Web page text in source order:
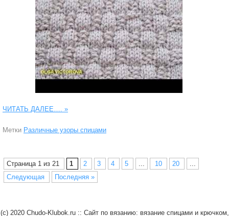
ЧИТАТЬ ДАЛЕЕ…. »
Метки Различные узоры спицами
Страница 1 из 21 1 2 3 4 5 ... 10 20
...
Следующая
Последняя »
(c) 2020 Chudo-Klubok.ru :: Сайт по вязанию: вязание спицами и крючком,